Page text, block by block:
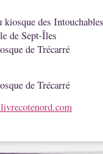
kiosque des Intouchables
de Sept-Îles
de Trécarré
de Trécarré